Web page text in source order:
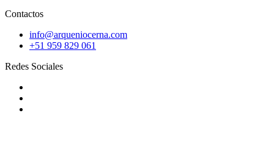
Contactos
info@arqueniocerna.com
+51 959 829 061
Redes Sociales